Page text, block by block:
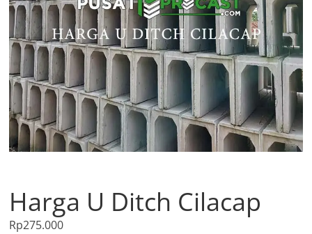
Harga U Ditch Cilacap
Rp275.000